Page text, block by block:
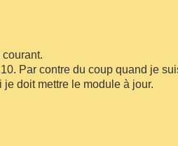
Par contre du coup quand je
doit mettre le module à jour.